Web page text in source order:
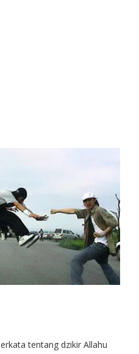
tentang dzikir Allahu